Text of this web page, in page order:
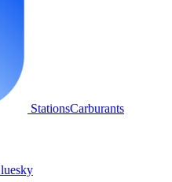
StationsCarburants